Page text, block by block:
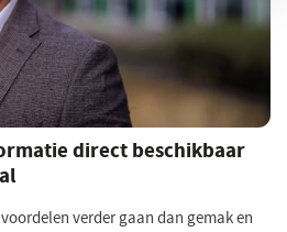
direct beschikbaar
verder gaan dan gemak en